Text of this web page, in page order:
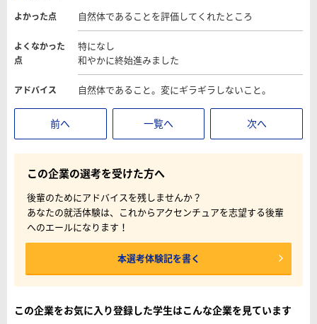
よかった点 自然体であることを評価してくれたところ
よくなかった
点
特になし
和やかに終始進みました
アドバイス 自然体であること。変にギラギラしないこと。
前へ 一覧へ 次へ
この企業の選考を受けた方へ
後輩のためにアドバイスを残しませんか？
あなたの就活体験は、これからアクセンチュアを志望する後輩
へのエールになります！
本選考体験記を書く
この企業をお気に入り登録した学生はこんな企業を見ています